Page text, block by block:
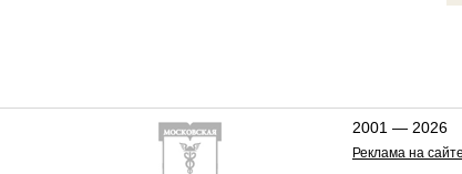
2001 — 2026
Реклама на сайте